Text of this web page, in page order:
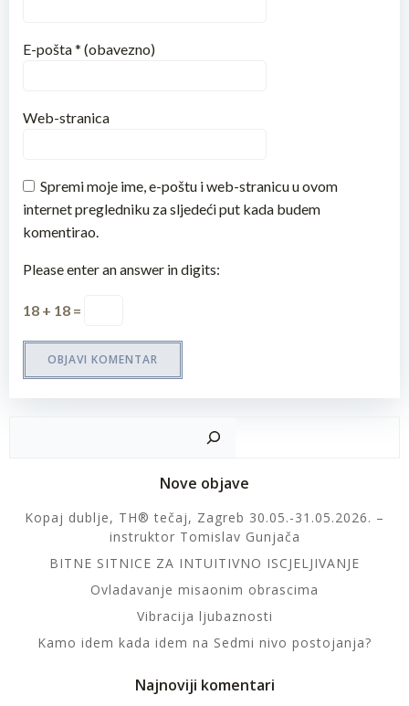
E-pošta* (obavezno)
Web-stranica
Spremi moje ime, e-poštu i web-stranicu u ovom
internet pregledniku za sljedeći put kada budem
komentirao.
Please enter an answer in digits:
18 + 18 =
Nove objave
Kopaj dublje, TH® tečaj, Zagreb 30.05.-31.05.2026. –
instruktor Tomislav Gunjača
BITNE SITNICE ZA INTUITIVNO ISCJELJIVANJE
Ovladavanje misaonim obrascima
Vibracija ljubaznosti
Kamo idem kada idem na Sedmi nivo postojanja?
Najnoviji komentari